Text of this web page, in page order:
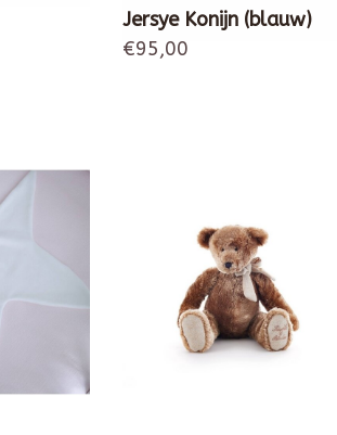
Jersye Konijn (blauw)
€95,00